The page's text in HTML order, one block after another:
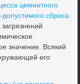
цементного
сброса
значение. Всякий
его